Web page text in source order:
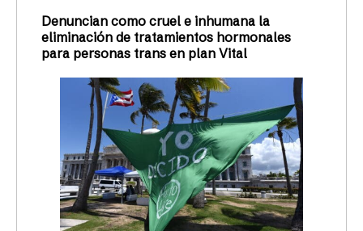
Denuncian como cruel e inhumana la
eliminación de tratamientos hormonales
para personas trans en plan Vital